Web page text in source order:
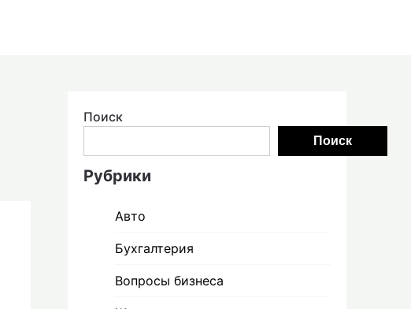
Поиск
Поиск
Рубрики
Авто
Бухгалтерия
Вопросы бизнеса